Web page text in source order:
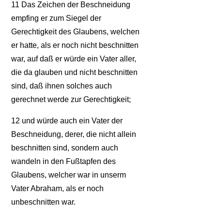
11 Das Zeichen der Beschneidung
empfing er zum Siegel der
Gerechtigkeit des Glaubens, welchen
er hatte, als er noch nicht beschnitten
war, auf daß er würde ein Vater aller,
die da glauben und nicht beschnitten
sind, daß ihnen solches auch
gerechnet werde zur Gerechtigkeit;
12 und würde auch ein Vater der
Beschneidung, derer, die nicht allein
beschnitten sind, sondern auch
wandeln in den Fußtapfen des
Glaubens, welcher war in unserm
Vater Abraham, als er noch
unbeschnitten war.